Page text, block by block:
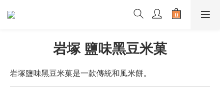
岩塚 鹽味黑豆米菓
岩塚鹽味黑豆米菓是一款傳統和風米餅。